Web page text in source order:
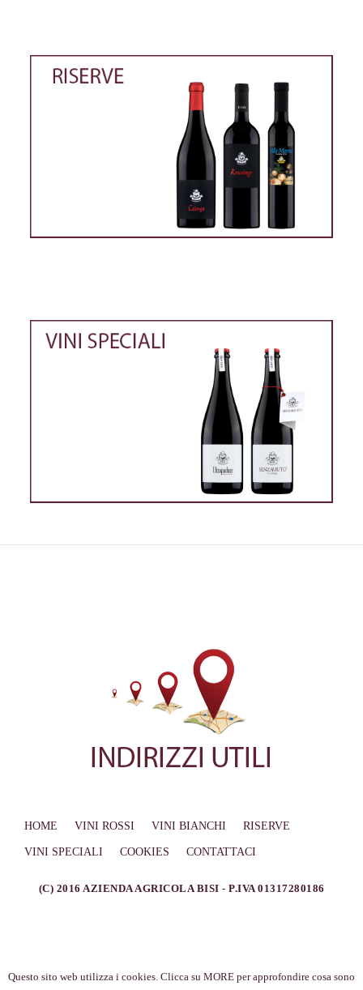
HOME VINI ROSSI VINI BIANCHI RISERVE
VINI SPECIALI COOKIES CONTATTACI
(C) 2016 AZIENDA AGRICOLA BISI - P.IVA 01317280186
Questo sito web utilizza i cookies. Clicca su MORE per approfondire cosa sono